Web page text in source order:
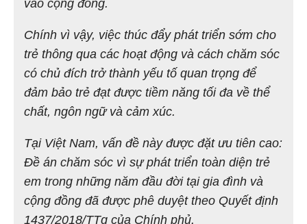
vào cộng đồng.
Chính vì vậy, việc thúc đẩy phát triển sớm cho
trẻ thông qua các hoạt động và cách chăm sóc
có chủ đích trở thành yếu tố quan trọng để
đảm bảo trẻ đạt được tiềm năng tối đa về thể
chất, ngôn ngữ và cảm xúc.
Tại Việt Nam, vấn đề này được đặt ưu tiên cao:
Đề án chăm sóc vì sự phát triển toàn diện trẻ
em trong những năm đầu đời tại gia đình và
cộng đồng đã được phê duyệt theo Quyết định
1437/2018/TTg của Chính phủ.